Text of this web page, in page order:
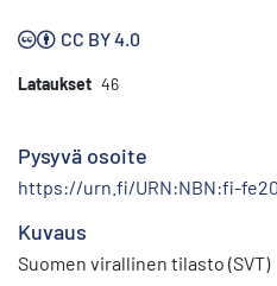
CC BY 4.0
Lataukset 46
Pysyvä osoite
https://urn.fi/URN:NBN:fi-
Kuvaus
Suomen virallinen tilasto (SVT)